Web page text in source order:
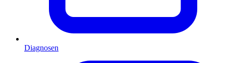
Diagnosen